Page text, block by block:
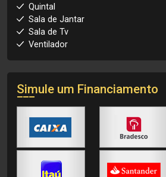
Quintal
Sala de Jantar
Sala de Tv
Ventilador
Simule um Financiamento